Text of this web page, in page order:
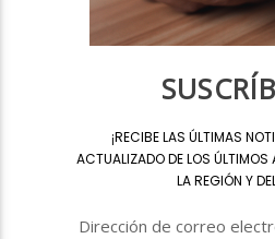
¡RECIBE LAS ÚLTIMAS
ACTUALIZADO DE LOS
LA REGIÓN Y